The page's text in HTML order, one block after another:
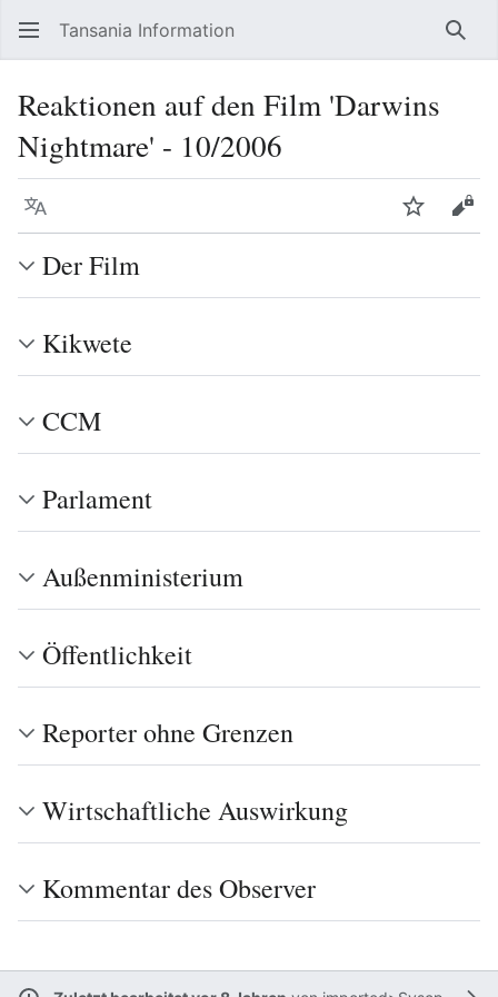
Tansania Information
Reaktionen auf den Film 'Darwins
Nightmare' - 10/2006
Sprache
Der Film
Kikwete
CCM
Parlament
Außenministerium
Öffentlichkeit
Reporter ohne Grenzen
Wirtschaftliche Auswirkung
Kommentar des Observer